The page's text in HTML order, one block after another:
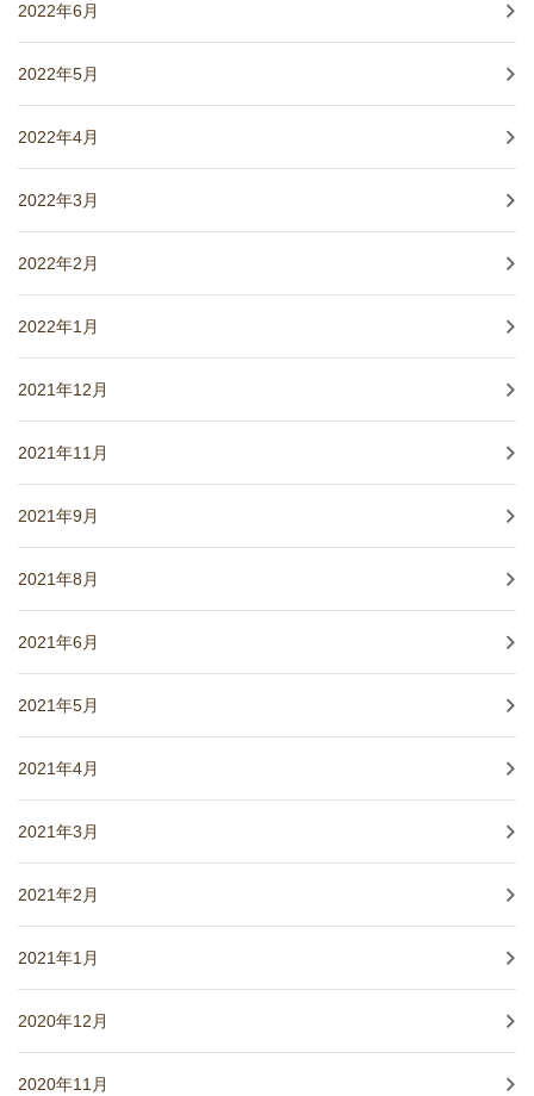
2022年6月
2022年5月
2022年4月
2022年3月
2022年2月
2022年1月
2021年12月
2021年11月
2021年9月
2021年8月
2021年6月
2021年5月
2021年4月
2021年3月
2021年2月
2021年1月
2020年12月
2020年11月